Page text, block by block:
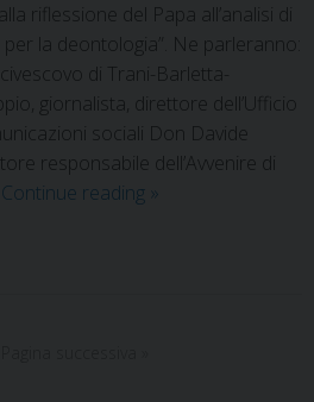
riflessione del Papa all’analisi di
la deontologia”. Ne parleranno:
di Trani-Barletta-
giornalista, direttore dell’Ufficio
sociali Don Davide
responsabile dell’Avvenire di
Continue reading »